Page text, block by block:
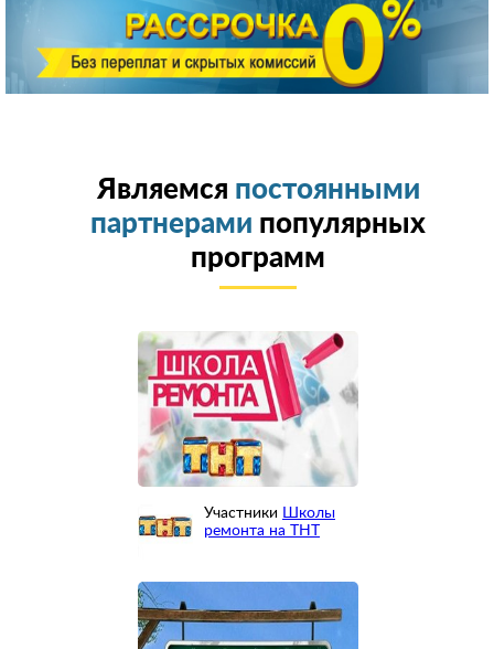
Являемся постоянными
партнерами популярных
программ
Участники
Школы
ремонта на ТНТ